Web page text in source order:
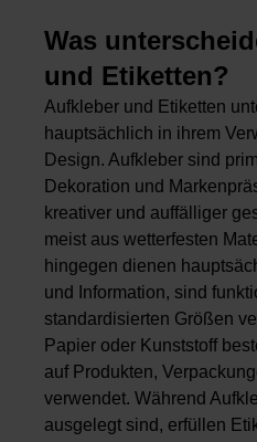
Was
und Etiketten?
Aufkleber und Etiketten
hauptsächlich in ihrem
Design. Aufkleber sind
Dekoration und
kreativer und auffälliger
meist aus wetterfesten
hingegen dienen
und Information, sind
standardisierten Größen
Papier oder Kunststoff
auf Produkten,
verwendet. Während
ausgelegt sind, erfüllen